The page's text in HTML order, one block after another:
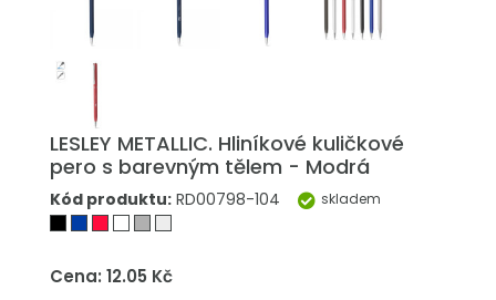
LESLEY METALLIC. Hliníkové kuličkové
pero s barevným tělem - Modrá
Kód produktu: RD00798-104 skladem
Cena: 12.05 Kč